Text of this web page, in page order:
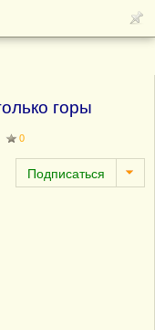
горы
0